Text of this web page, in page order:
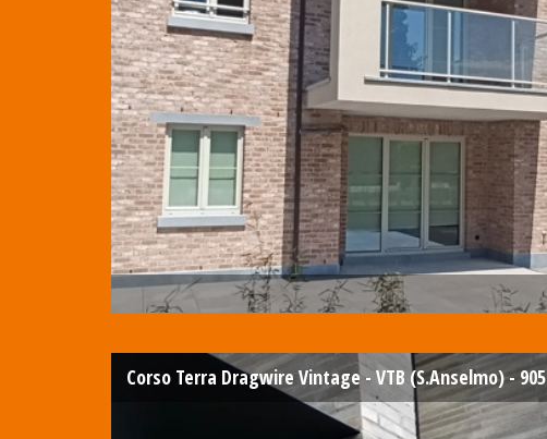
Corso Terra Dragwire Vintage - VTB (S.Anselmo) - 905